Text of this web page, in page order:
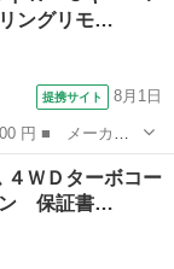
ングリモ…
提携サイト 8月1日
： ハイブリッ
モコン クルコ
４ＷＤターボコー
ン 保証書…